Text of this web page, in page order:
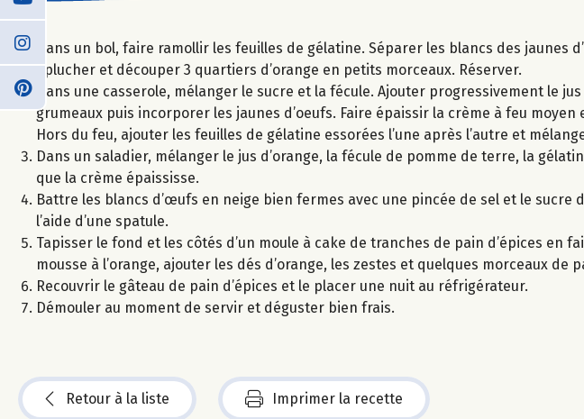
Dans un bol, faire ramollir les feuilles de gélatine. Séparer les blancs des jaunes
Éplucher et découper 3 quartiers d’orange en petits morceaux. Réserver.
Dans une casserole, mélanger le sucre et la fécule. Ajouter progressivement le
grumeaux puis incorporer les jaunes d’oeufs. Faire épaissir la crème à feu
Hors du feu, ajouter les feuilles de gélatine essorées l’une après l’autre et
Dans un saladier, mélanger le jus d’orange, la fécule de pomme de terre, la
que la crème épaississe.
Battre les blancs d’œufs en neige bien fermes avec une pincée de sel et le
l’aide d’une spatule.
Tapisser le fond et les côtés d’un moule à cake de tranches de pain d’épices en
mousse à l’orange, ajouter les dés d’orange, les zestes et quelques morceaux de
Recouvrir le gâteau de pain d’épices et le placer une nuit au réfrigérateur.
Démouler au moment de servir et déguster bien frais.
Retour à la liste Imprimer la recette